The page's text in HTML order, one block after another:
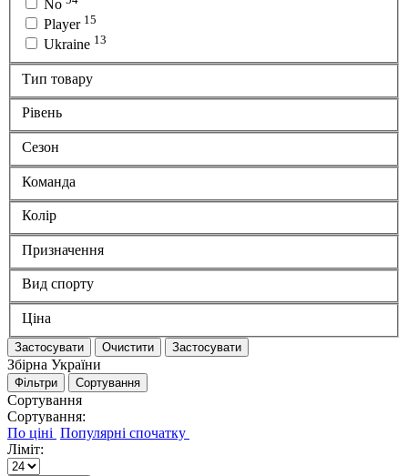
No
Player 15
Ukraine 13
Тип товару
Рівень
Сезон
Команда
Колір
Призначення
Вид спорту
Ціна
Застосувати Очистити Застосувати
Збірна України
Фільтри Сортування
Сортування
Сортування:
Ліміт: